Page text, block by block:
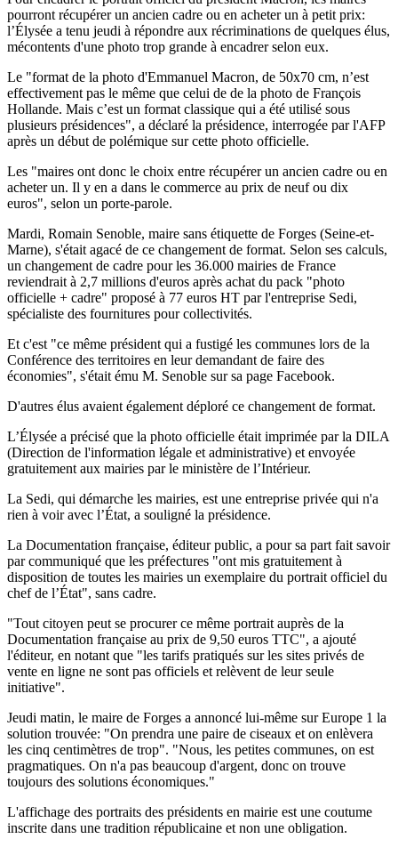
pourront récupérer un ancien cadre ou en acheter un à petit prix:
l’Élysée a tenu jeudi à répondre aux récriminations de quelques élus,
mécontents d'une photo trop grande à encadrer selon eux.
Le "format de la photo d'Emmanuel Macron, de 50x70 cm, n’est
effectivement pas le même que celui de de la photo de François
Hollande. Mais c’est un format classique qui a été utilisé sous
plusieurs présidences", a déclaré la présidence, interrogée par l'AFP
après un début de polémique sur cette photo officielle.
Les "maires ont donc le choix entre récupérer un ancien cadre ou en
acheter un. Il y en a dans le commerce au prix de neuf ou dix
euros", selon un porte-parole.
Mardi, Romain Senoble, maire sans étiquette de Forges (Seine-et-
Marne), s'était agacé de ce changement de format. Selon ses calculs,
un changement de cadre pour les 36.000 mairies de France
reviendrait à 2,7 millions d'euros après achat du pack "photo
officielle + cadre" proposé à 77 euros HT par l'entreprise Sedi,
spécialiste des fournitures pour collectivités.
Et c'est "ce même président qui a fustigé les communes lors de la
Conférence des territoires en leur demandant de faire des
économies", s'était ému M. Senoble sur sa page Facebook.
D'autres élus avaient également déploré ce changement de format.
L’Élysée a précisé que la photo officielle était imprimée par la DILA
(Direction de l'information légale et administrative) et envoyée
gratuitement aux mairies par le ministère de l’Intérieur.
La Sedi, qui démarche les mairies, est une entreprise privée qui n'a
rien à voir avec l’État, a souligné la présidence.
La Documentation française, éditeur public, a pour sa part fait savoir
par communiqué que les préfectures "ont mis gratuitement à
disposition de toutes les mairies un exemplaire du portrait officiel du
chef de l’État", sans cadre.
"Tout citoyen peut se procurer ce même portrait auprès de la
Documentation française au prix de 9,50 euros TTC", a ajouté
l'éditeur, en notant que "les tarifs pratiqués sur les sites privés de
vente en ligne ne sont pas officiels et relèvent de leur seule
initiative".
Jeudi matin, le maire de Forges a annoncé lui-même sur Europe 1 la
solution trouvée: "On prendra une paire de ciseaux et on enlèvera
les cinq centimètres de trop". "Nous, les petites communes, on est
pragmatiques. On n'a pas beaucoup d'argent, donc on trouve
toujours des solutions économiques."
L'affichage des portraits des présidents en mairie est une coutume
inscrite dans une tradition républicaine et non une obligation.